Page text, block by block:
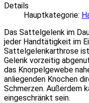
Details
Hauptkategorie:
Das Sattelgelenk im
jeder Handtätigkeit im
Sattelgelenkarthrose
Gelenk vorzeitig
das Knorpelgewebe
anliegenden Knochen
Schmerzen. Außerdem
eingeschränkt sein.